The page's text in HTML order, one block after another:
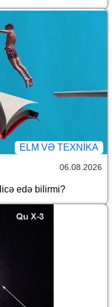
ELM VƏ TEXNIKA
06.08.2026
edə bilirmi?